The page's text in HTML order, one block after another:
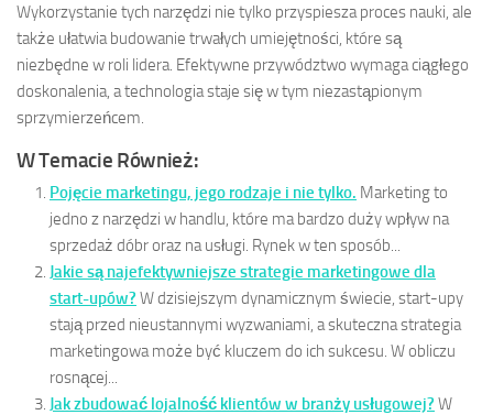
Wykorzystanie tych narzędzi nie tylko przyspiesza proces nauki, ale
także ułatwia budowanie trwałych umiejętności, które są
niezbędne w roli lidera. Efektywne przywództwo wymaga ciągłego
doskonalenia, a technologia staje się w tym niezastąpionym
sprzymierzeńcem.
W Temacie Również:
Pojęcie marketingu, jego rodzaje i nie tylko. Marketing to
jedno z narzędzi w handlu, które ma bardzo duży wpływ na
sprzedaż dóbr oraz na usługi. Rynek w ten sposób...
Jakie są najefektywniejsze strategie marketingowe dla
start-upów? W dzisiejszym dynamicznym świecie, start-upy
stają przed nieustannymi wyzwaniami, a skuteczna strategia
marketingowa może być kluczem do ich sukcesu. W obliczu
rosnącej...
Jak zbudować lojalność klientów w branży usługowej? W